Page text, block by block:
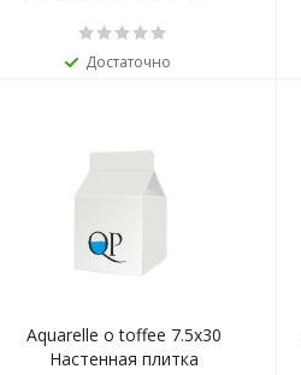
Достаточно
Aquarelle o toffee 7.5x30
Настенная плитка